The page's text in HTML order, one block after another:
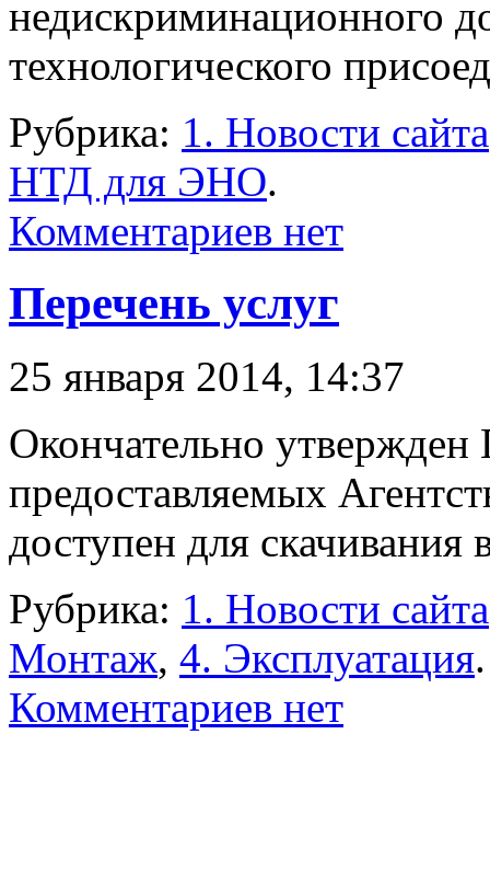
недискриминационного
технологического
Рубрика: 1. Новости сайта
НТД для ЭНО.
Комментариев нет
Перечень услуг
25 января 2014, 14:37
Окончательно утвержден
предоставляемых
доступен для
Рубрика: 1. Новости сайта
Монтаж, 4. Эксплуатация.
Комментариев нет